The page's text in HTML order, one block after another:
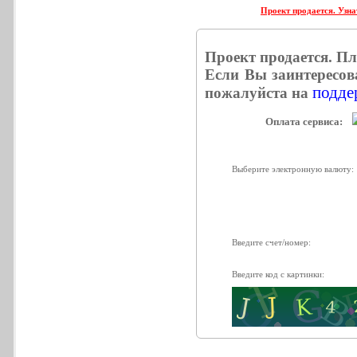
Проект продается.
Проект продается.
Если Вы
пожалуйста на
Выберите электронную валюту:
Введите счет/номер:
Введите код с картинки: